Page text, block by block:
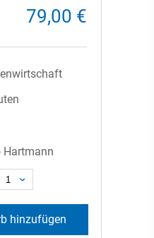
79,00 €
Hartmann
hinzufügen